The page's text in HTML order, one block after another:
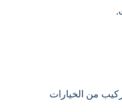
من الخيارات